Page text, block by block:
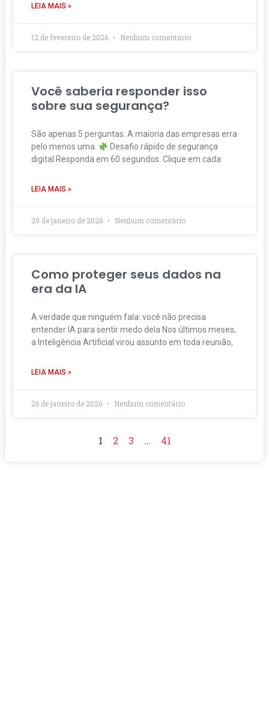
LEIA MAIS »
12 de fevereiro de 2026 Nenhum comentário
Você saberia responder isso
sobre sua segurança?
São apenas 5 perguntas. A maioria das empresas erra
pelo menos uma.
Desafio rápido de segurança
digital Responda em 60 segundos. Clique em cada
LEIA MAIS »
29 de janeiro de 2026 Nenhum comentário
Como proteger seus dados na
era da IA
A verdade que ninguém fala: você não precisa
entender IA para sentir medo dela Nos últimos meses,
a Inteligência Artificial virou assunto em toda reunião,
LEIA MAIS »
26 de janeiro de 2026 Nenhum comentário
1 2 3 … 41